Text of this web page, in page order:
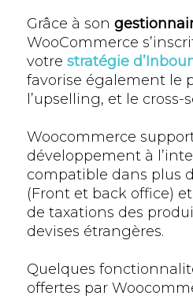
Grâce à son
WooCommerce
votre stratégie
favorise également le
l’upselling, et le cross-
Woocommerce
développement à
compatible dans plus
(Front et back office)
de taxations des
devises étrangères.
Quelques
offertes par